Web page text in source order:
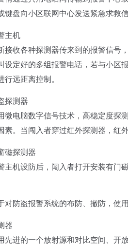
键盘向小区联网中心发送紧急求救信
主机
收各种探测器传来到的报警信号，
设定好的多组报警电话，若与小区
行远距离控制。
探测器
电脑数字信号技术，高稳定度探测
素。当闯入者穿过红外探测器，红
磁探测器
机设防后，闯入者打开安装有门磁
防盗报警系统的布防、撤防，使用
器
进的一个放射源和对比空间、开放